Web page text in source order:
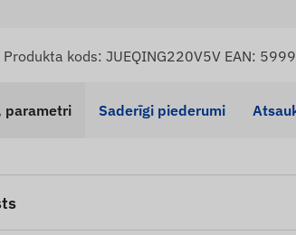
Produkta kods: JUEQING220V5V EAN:
parametri Saderīgi piederumi